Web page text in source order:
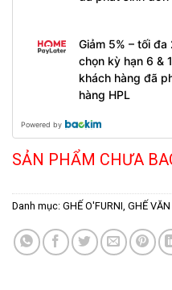
Giảm 5% – tối
chọn kỳ hạn 6 &
khách hàng đã
hàng HPL
Powered by
SẢN PHẨM CHƯA
Danh mục: GHẾ O'FURNI, GHẾ